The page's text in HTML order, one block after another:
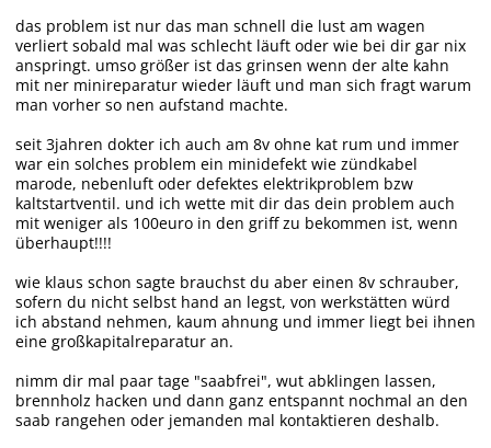
das problem ist nur das man schnell die lust am wagen
verliert sobald mal was schlecht läuft oder wie bei dir gar nix
anspringt. umso größer ist das grinsen wenn der alte kahn
mit ner minireparatur wieder läuft und man sich fragt warum
man vorher so nen aufstand machte.
seit 3jahren dokter ich auch am 8v ohne kat rum und immer
war ein solches problem ein minidefekt wie zündkabel
marode, nebenluft oder defektes elektrikproblem bzw
kaltstartventil. und ich wette mit dir das dein problem auch
mit weniger als 100euro in den griff zu bekommen ist, wenn
überhaupt!!!!
wie klaus schon sagte brauchst du aber einen 8v schrauber,
sofern du nicht selbst hand an legst, von werkstätten würd
ich abstand nehmen, kaum ahnung und immer liegt bei ihnen
eine großkapitalreparatur an.
nimm dir mal paar tage "saabfrei", wut abklingen lassen,
brennholz hacken und dann ganz entspannt nochmal an den
saab rangehen oder jemanden mal kontaktieren deshalb.